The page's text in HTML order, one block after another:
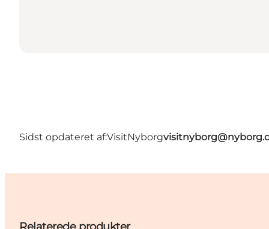
Sidst opdateret af:VisitNyborg